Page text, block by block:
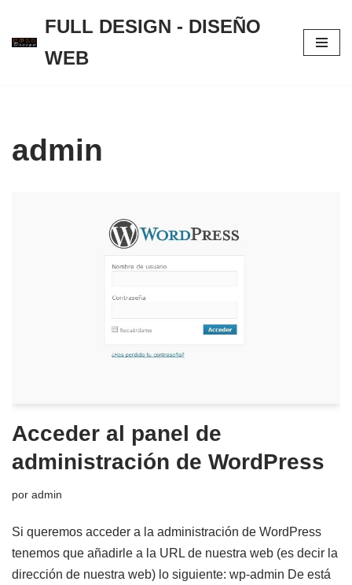
Saltar
FULL DESIGN - DISEÑO
WEB
admin
Acceder al panel de
administración de WordPress
por admin
Si queremos acceder a la administración de WordPress
tenemos que añadirle a la URL de nuestra web (es decir la
dirección de nuestra web) lo siguiente: wp-admin De está